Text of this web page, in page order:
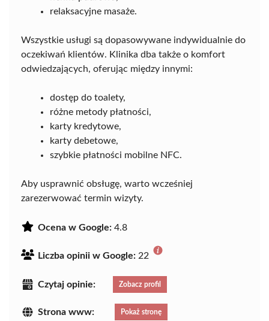
relaksacyjne masaże.
Wszystkie usługi są dopasowywane indywidualnie do
oczekiwań klientów. Klinika dba także o komfort
odwiedzających, oferując między innymi:
dostęp do toalety,
różne metody płatności,
karty kredytowe,
karty debetowe,
szybkie płatności mobilne NFC.
Aby usprawnić obsługę, warto wcześniej
zarezerwować termin wizyty.
Ocena w Google: 4.8
Liczba opinii w Google: 22
Czytaj opinie: Zobacz profil
Strona www: Pokaż stronę